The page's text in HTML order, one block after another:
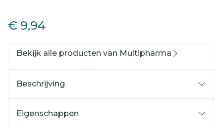
€ 9,94
Bekijk alle producten van Multipharma
Beschrijving
Eigenschappen